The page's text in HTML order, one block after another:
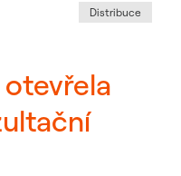
Kategorie
Distribuce